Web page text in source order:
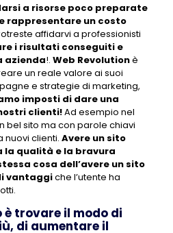
a risorse poco preparate
rappresentare un costo
affidarvi a professionisti
i risultati conseguiti e
azienda!. Web Revolutionè
un reale valore ai suoi
e strategie di marketing,
imposti di dare una
clienti!Ad esempio nel
bel sito ma con parole chiavi
nuovi clienti. Avere un sito
qualità e la bravura
cosa dell’avere un sito
vantaggiche l’utente ha
trovare il modo di
di aumentare il